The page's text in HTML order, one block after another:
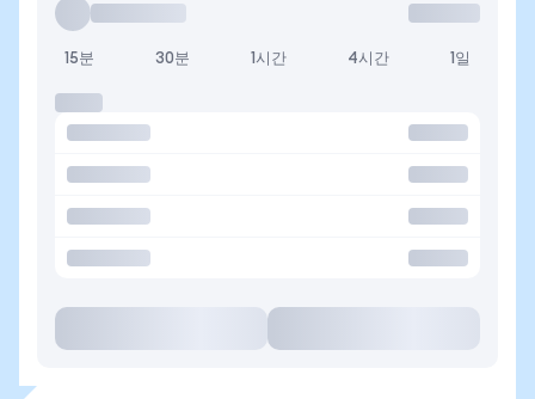
15분 30분 1시간 4시간 1일